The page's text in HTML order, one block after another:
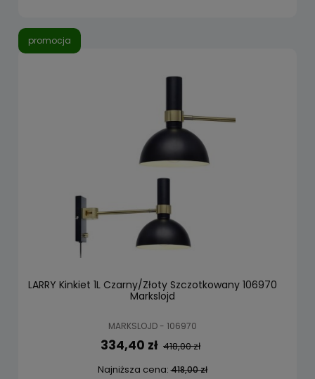
LARRY Kinkiet 1L Czarny/Złoty Szczotkowany 106970
Markslojd
MARKSLOJD - 106970
334,40 zł 418,00 zł
Najniższa cena:418,00 zł
promocja